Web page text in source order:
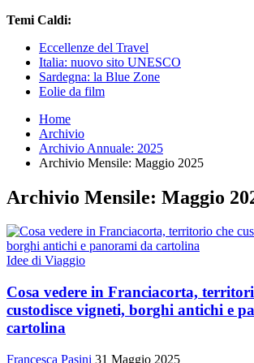
Temi Caldi:
Eccellenze del Travel
Italia: nuovo sito UNESCO
Sardegna: la Blue Zone
Eolie da film
Home
Archivio
Archivio Annuale: 2025
Archivio Mensile: Maggio 2025
Archivio Mensile: Maggio
Idee di Viaggio
Cosa vedere in Franciacorta,
custodisce vigneti, borghi antichi e
cartolina
Francesca Pasini 31 Maggio 2025